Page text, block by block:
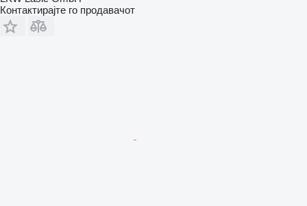
Контактирајте го продавачот